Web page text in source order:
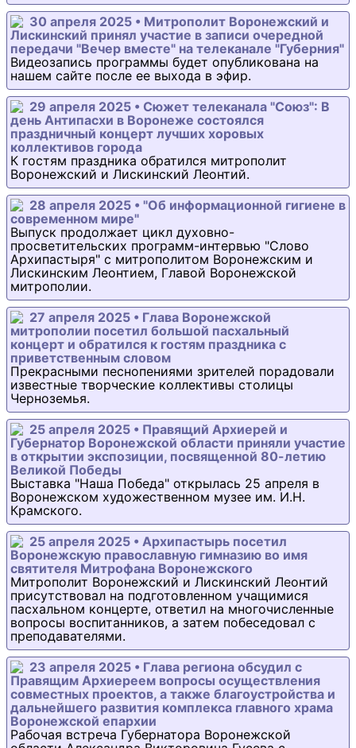
30 апреля 2025 • Митрополит Воронежский и
Лискинский принял участие в записи очередной
передачи "Вечер вместе" на телеканале "Губерния"
Видеозапись программы будет опубликована на
нашем сайте после ее выхода в эфир.
29 апреля 2025 • Сюжет телеканала "Союз": В
день Антипасхи в Воронеже состоялся
праздничный концерт лучших хоровых
коллективов города
К гостям праздника обратился митрополит
Воронежский и Лискинский Леонтий.
28 апреля 2025 • "Об информационной гигиене в
современном мире"
Выпуск продолжает цикл духовно-
просветительских программ-интервью "Слово
Архипастыря" с митрополитом Воронежским и
Лискинским Леонтием, Главой Воронежской
митрополии.
27 апреля 2025 • Глава Воронежской
митрополии посетил большой пасхальный
концерт и обратился к гостям праздника с
приветственным словом
Прекрасными песнопениями зрителей порадовали
известные творческие коллективы столицы
Черноземья.
25 апреля 2025 • Правящий Архиерей и
Губернатор Воронежской области приняли участие
в открытии экспозиции, посвященной 80-летию
Великой Победы
Выставка "Наша Победа" открылась 25 апреля в
Воронежском художественном музее им. И.Н.
Крамского.
25 апреля 2025 • Архипастырь посетил
Воронежскую православную гимназию во имя
святителя Митрофана Воронежского
Митрополит Воронежский и Лискинский Леонтий
присутствовал на подготовленном учащимися
пасхальном концерте, ответил на многочисленные
вопросы воспитанников, а затем побеседовал с
преподавателями.
23 апреля 2025 • Глава региона обсудил с
Правящим Архиереем вопросы осуществления
совместных проектов, а также благоустройства и
дальнейшего развития комплекса главного храма
Воронежской епархии
Рабочая встреча Губернатора Воронежской